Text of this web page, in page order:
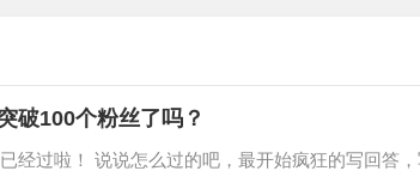
破100个粉丝了吗？
经过啦！ 说说怎么过的吧，最开始疯狂的写回答